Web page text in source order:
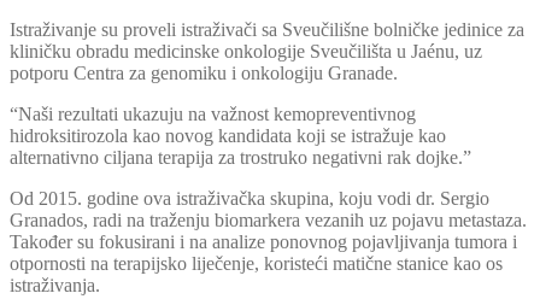
Istraživanje su proveli istraživači sa Sveučilišne bolničke jedinice za
kliničku obradu medicinske onkologije Sveučilišta u Jaénu, uz
potporu Centra za genomiku i onkologiju Granade.
“Naši rezultati ukazuju na važnost kemopreventivnog
hidroksitirozola kao novog kandidata koji se istražuje kao
alternativno ciljana terapija za trostruko negativni rak dojke.”
Od 2015. godine ova istraživačka skupina, koju vodi dr. Sergio
Granados, radi na traženju biomarkera vezanih uz pojavu metastaza.
Također su fokusirani i na analize ponovnog pojavljivanja tumora i
otpornosti na terapijsko liječenje, koristeći matične stanice kao os
istraživanja.